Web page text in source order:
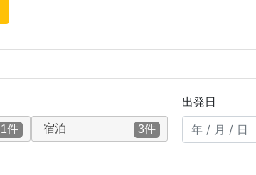
1件 宿泊 3件
出発日